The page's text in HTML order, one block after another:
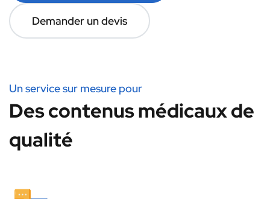
Demander un devis
Un service sur mesure pour
Des contenus médicaux de
qualité